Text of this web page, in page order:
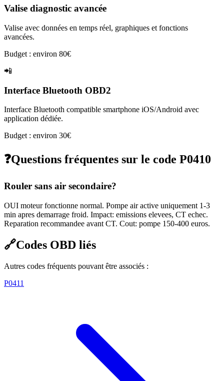
Valise diagnostic avancée
Valise avec données en temps réel, graphiques et fonctions
avancées.
Budget : environ 80€
📲
Interface Bluetooth OBD2
Interface Bluetooth compatible smartphone iOS/Android avec
application dédiée.
Budget : environ 30€
❓Questions fréquentes sur le code P0410
Rouler sans air secondaire?
OUI moteur fonctionne normal. Pompe air active uniquement 1-3
min apres demarrage froid. Impact: emissions elevees, CT echec.
Reparation recommandee avant CT. Cout: pompe 150-400 euros.
🔗Codes OBD liés
Autres codes fréquents pouvant être associés :
P0411